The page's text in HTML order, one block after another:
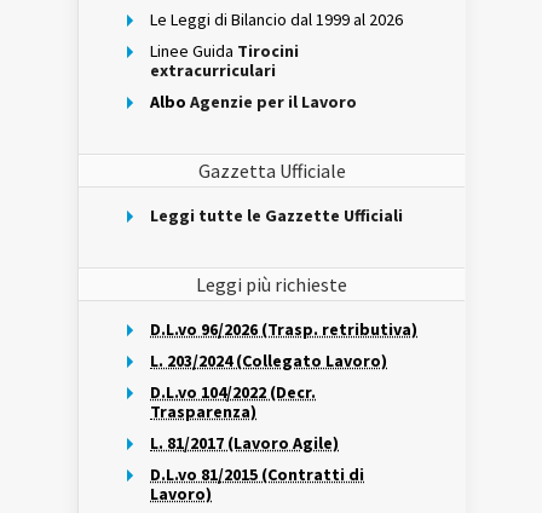
Le Leggi di Bilancio dal 1999 al 2026
Linee Guida Tirocini
extracurriculari
Albo Agenzie per il Lavoro
Gazzetta Ufficiale
Leggi tutte le Gazzette Ufficiali
Leggi più richieste
D.L.vo 96/2026 (Trasp. retributiva)
L. 203/2024 (Collegato Lavoro)
D.L.vo 104/2022 (Decr.
Trasparenza)
L. 81/2017 (Lavoro Agile)
D.L.vo 81/2015 (Contratti di
Lavoro)